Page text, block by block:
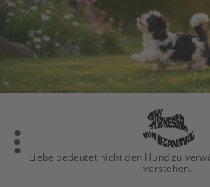
Zum
Inhalt
springen
Liebe bedeutet nicht den Hund zu
verstehen.